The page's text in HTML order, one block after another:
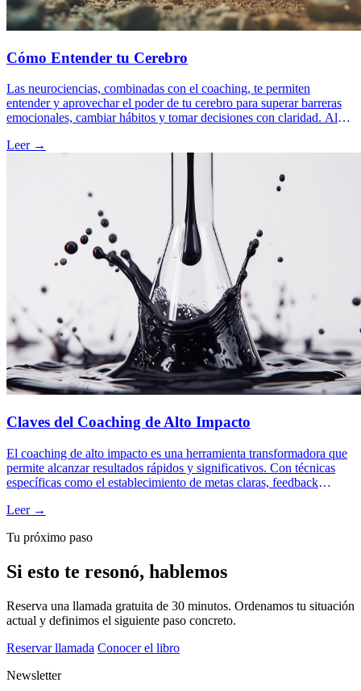
Cómo Entender tu Cerebro
Las neurociencias, combinadas con el coaching, te permiten
entender y aprovechar el poder de tu cerebro para superar barreras
emocionales, cambiar hábitos y tomar decisiones con claridad. Al
papel de las emociones, puedes alcanzar tus objetivos y mejorar
tanto personal como profesionalmente.
Leer →
Claves del Coaching de Alto Impacto
El coaching de alto impacto es una herramienta transformadora que
permite alcanzar resultados rápidos y significativos. Con técnicas
específicas como el establecimiento de metas claras, feedback
Leer →
Tu próximo paso
Si esto te resonó, hablemos
Reserva una llamada gratuita de 30 minutos. Ordenamos tu situación
actual y definimos el siguiente paso concreto.
Reservar llamada Conocer el libro
Newsletter